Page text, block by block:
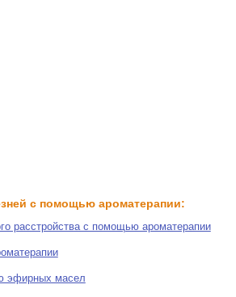
с помощью ароматерапии:
расстройства с помощью ароматерапии
эфирных масел